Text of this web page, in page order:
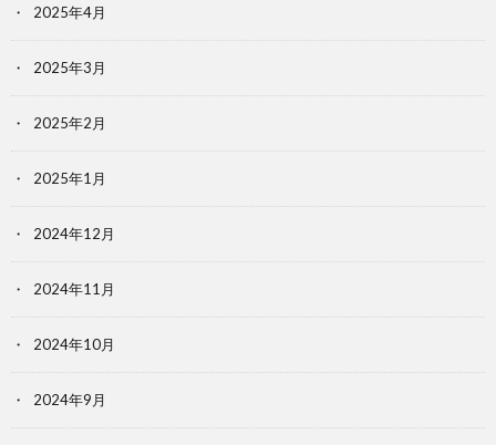
2025年4月
2025年3月
2025年2月
2025年1月
2024年12月
2024年11月
2024年10月
2024年9月